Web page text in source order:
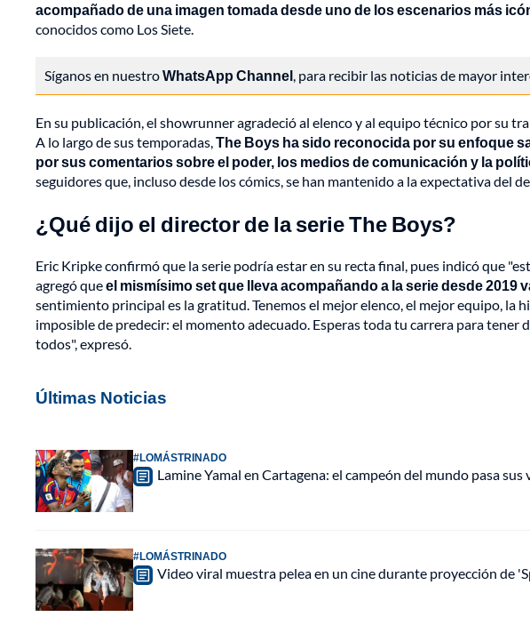
acompañado de una imagen tomada desde uno de los escenarios más
conocidos como Los Siete.
Síganos en nuestroWhatsApp Channel, para recibir las noticias de mayor
En su publicación, el showrunner agradeció al elenco y al equipo técnico por su
A lo largo de sus temporadas,The Boys ha sido reconocida por su enfoque
por sus comentarios sobre el poder, los medios de comunicación y la
seguidores que, incluso desde los cómics, se han mantenido a la expectativa del
¿Qué dijo el director de la serie The Boys?
Eric Kripke confirmó que la serie podría estar en su recta final, pues indicó que
agregó queel mismísimo set que lleva acompañando a la serie desde 2019
sentimiento principal es la gratitud. Tenemos el mejor elenco, el mejor equipo, la
imposible de predecir: el momento adecuado. Esperas toda tu carrera para tener
todos", expresó.
Últimas Noticias
#LOMÁSTRINADO
Lamine Yamal en Cartagena: el campeón del mundo pasa
#LOMÁSTRINADO
Video viral muestra pelea en un cine durante proyección de